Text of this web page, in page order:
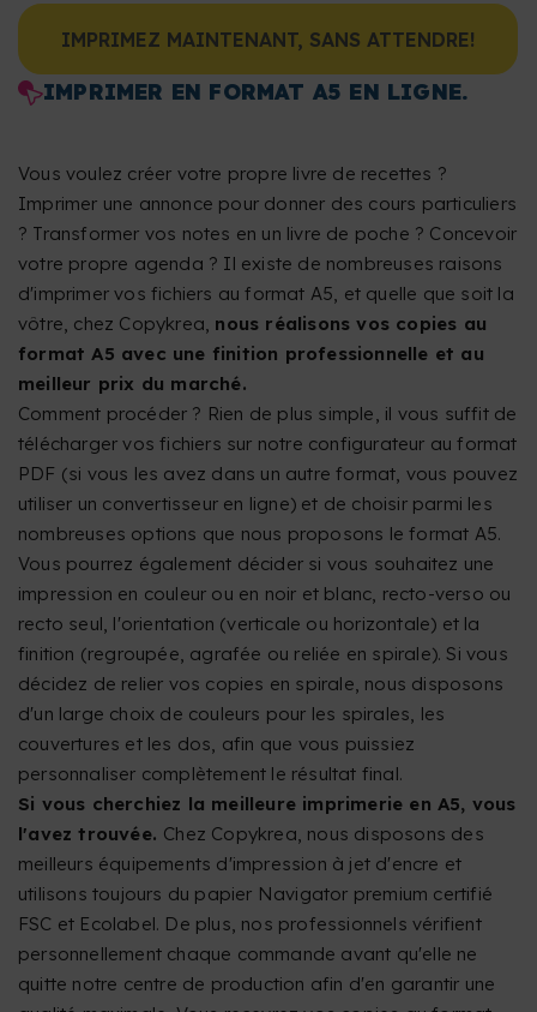
IMPRIMEZ MAINTENANT, SANS ATTENDRE!
IMPRIMER EN FORMAT A5 EN LIGNE.
Vous voulez créer votre propre livre de recettes ?
Imprimer une annonce pour donner des cours particuliers
? Transformer vos notes en un livre de poche ? Concevoir
votre propre agenda ? Il existe de nombreuses raisons
d'imprimer vos fichiers au format A5, et quelle que soit la
vôtre, chez Copykrea, nous réalisons vos copies au
format A5 avec une finition professionnelle et au
meilleur prix du marché.
Comment procéder ? Rien de plus simple, il vous suffit de
télécharger vos fichiers sur notre configurateur au format
PDF (si vous les avez dans un autre format, vous pouvez
utiliser un convertisseur en ligne) et de choisir parmi les
nombreuses options que nous proposons le format A5.
Vous pourrez également décider si vous souhaitez une
impression en couleur ou en noir et blanc, recto-verso ou
recto seul, l'orientation (verticale ou horizontale) et la
finition (regroupée, agrafée ou reliée en spirale). Si vous
décidez de relier vos copies en spirale, nous disposons
d'un large choix de couleurs pour les spirales, les
couvertures et les dos, afin que vous puissiez
personnaliser complètement le résultat final.
Si vous cherchiez la meilleure imprimerie en A5, vous
l'avez trouvée. Chez Copykrea, nous disposons des
meilleurs équipements d'impression à jet d'encre et
utilisons toujours du papier Navigator premium certifié
FSC et Ecolabel. De plus, nos professionnels vérifient
personnellement chaque commande avant qu'elle ne
quitte notre centre de production afin d'en garantir une